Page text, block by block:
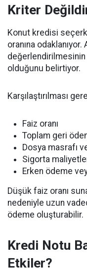
Kriter
Konut kredisi
oranına
değerlendirilmesinin
olduğunu belirtiyor.
Karşılaştırılması
Faiz oranı
Toplam geri
Dosya masrafı
Sigorta
Erken ödeme
Düşük faiz oranı
nedeniyle uzun
ödeme oluşturabilir.
Kredi Notu
Etkiler?